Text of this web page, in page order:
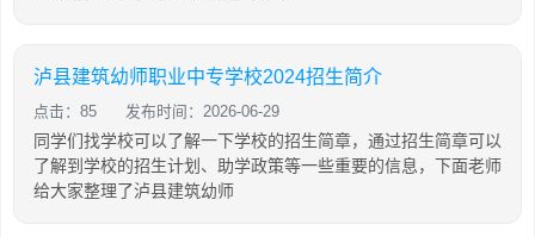
泸县建筑幼师职业中专学校2024招生简介
点击：85 发布时间：2026-06-29
同学们找学校可以了解一下学校的招生简章，通过招生简章可以
了解到学校的招生计划、助学政策等一些重要的信息，下面老师
给大家整理了泸县建筑幼师